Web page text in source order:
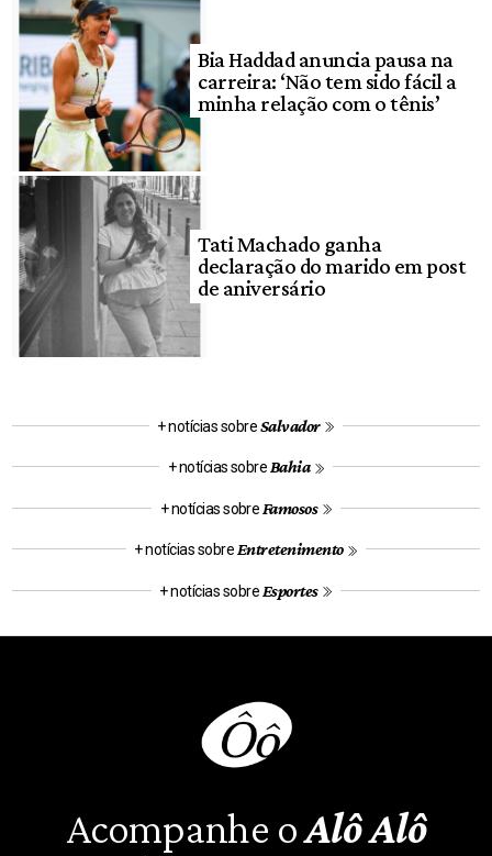
Bia Haddad anuncia pausa na
carreira: ‘Não tem sido fácil a
minha relação com o tênis’
Tati Machado ganha
declaração do marido em post
de aniversário
+ notícias sobreSalvador
+ notícias sobre Bahia
+ notícias sobre Famosos
+ notícias sobre Entretenimento
+ notícias sobre Esportes
Acompanhe oAlô Alô